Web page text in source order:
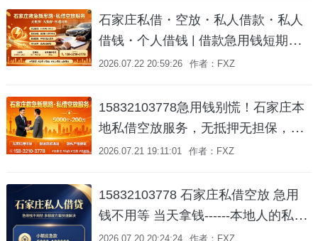
石家庄私借・空放・私人借款・私人
借钱・个人借钱 | 借款急用钱短期周
转水钱📞 158-3210-3778
2026.07.22 20:59:26 作者：FXZ
15832103778急用钱别慌！石家庄本
地私借空放服务，无抵押无担保，私
人借钱、短期周转一个电话就到！
2026.07.21 19:11:01 作者：FXZ
15832103778 石家庄私借空放 急用
钱不用等 当天拿钱------本地人的私人
借钱服务💰
2026.07.20 20:24:24 作者：FXZ